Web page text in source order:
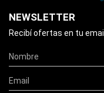
NEWSLETTER
Recibí ofertas en tu email